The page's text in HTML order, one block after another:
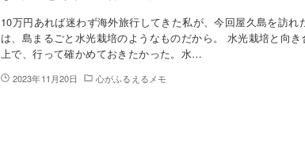
10万円あれば迷わず海外旅行してきた私が、今回屋久島を訪れ
は、島まるごと水光栽培のようなものだから。 水光栽培と向き
上で、行って確かめておきたかった。水…
2023年11月20日 心がふるえるメモ